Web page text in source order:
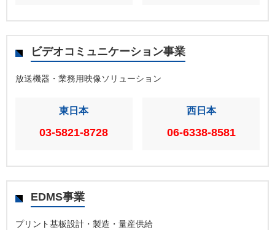
ビデオコミュニケーション事業
放送機器・業務用映像ソリューション
東日本
03-5821-8728
西日本
06-6338-8581
EDMS事業
プリント基板設計・製造・量産供給